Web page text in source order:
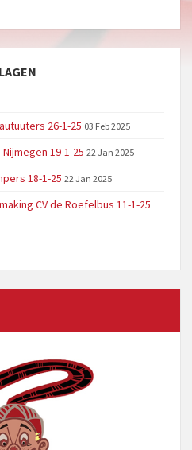
26-1-25 03 Feb 2025
19-1-25 22 Jan 2025
18-1-25 22 Jan 2025
CV de Roefelbus 11-1-25